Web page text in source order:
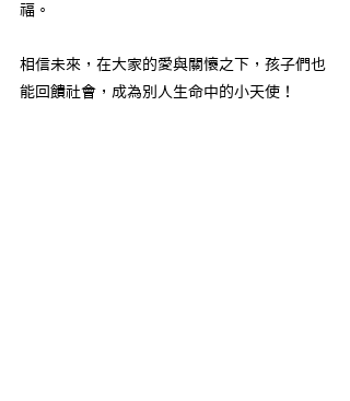
福。
相信未來，在大家的愛與關懷之下，孩子們也
能回饋社會，成為別人生命中的小天使！